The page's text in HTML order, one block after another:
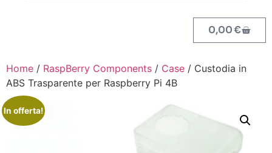
0,00€
Home / RaspBerry Components / Case / Custodia in
ABS Trasparente per Raspberry Pi 4B
In offerta!